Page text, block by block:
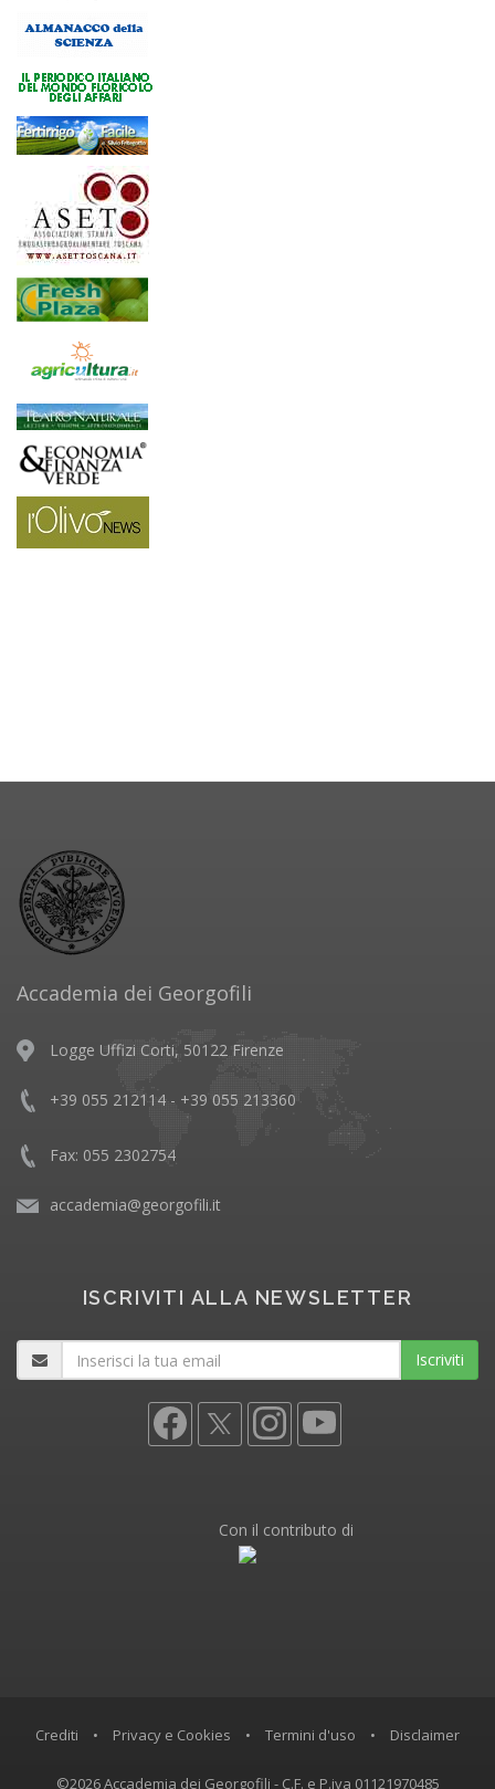
Accademia dei Georgofili
Logge Uffizi Corti, 50122 Firenze
+39 055 212114 - +39 055 213360
Fax: 055 2302754
accademia@georgofili.it
ISCRIVITI ALLA NEWSLETTER
Iscriviti
Con il contributo di
Crediti • Privacy e Cookies • Termini d'uso • Disclaimer
©2026 Accademia dei Georgofili - C.F. e P.iva 01121970485